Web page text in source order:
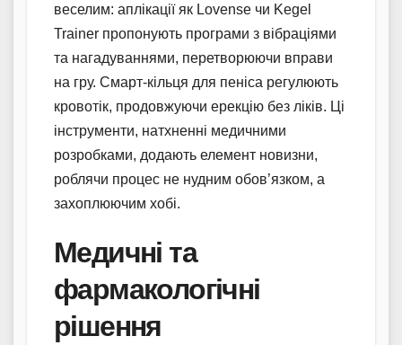
веселим: аплікації як Lovense чи Kegel
Trainer пропонують програми з вібраціями
та нагадуваннями, перетворюючи вправи
на гру. Смарт-кільця для пеніса регулюють
кровотік, продовжуючи ерекцію без ліків. Ці
інструменти, натхненні медичними
розробками, додають елемент новизни,
роблячи процес не нудним обов’язком, а
захоплюючим хобі.
Медичні та
фармакологічні
рішення